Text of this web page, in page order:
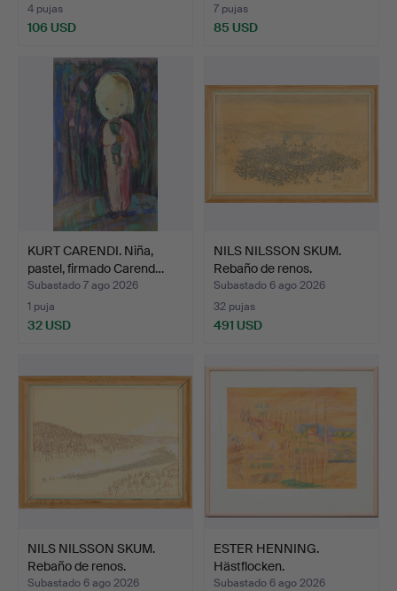
4 pujas
106 USD
7 pujas
85 USD
KURT CARENDI. Niña,
pastel, firmado Carend…
Subastado 7 ago 2026
1 puja
32 USD
NILS NILSSON SKUM.
Rebaño de renos.
Subastado 6 ago 2026
32 pujas
491 USD
NILS NILSSON SKUM.
Rebaño de renos.
Subastado 6 ago 2026
ESTER HENNING.
Hästflocken.
Subastado 6 ago 2026